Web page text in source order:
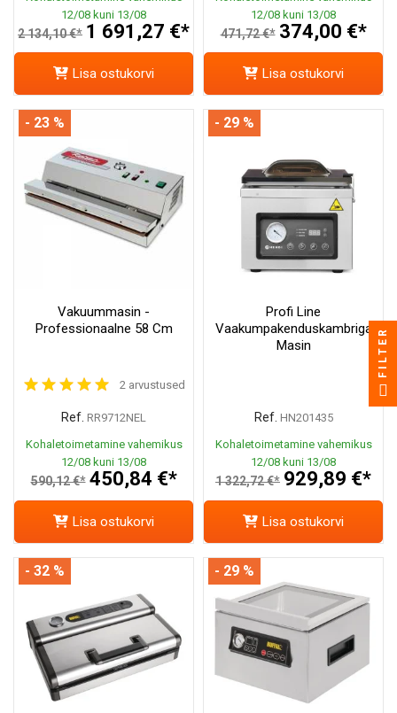
12/08 kuni 13/08
2 134,10 €* 1 691,27 €*
Lisa ostukorvi
12/08 kuni 13/08
471,72 €* 374,00 €*
Lisa ostukorvi
Vakuummasin -
Professionaalne 58 Cm
2 arvustused
Ref. RR9712NEL
Kohaletoimetamine vahemikus
12/08 kuni 13/08
590,12 €* 450,84 €*
- 23 %
Lisa ostukorvi
Profi Line
Vaakumpakenduskambriga
Masin
Ref. HN201435
Kohaletoimetamine vahemikus
12/08 kuni 13/08
1 322,72 €* 929,89 €*
- 29 %
Lisa ostukorvi
- 32 % - 29 %
FILTER